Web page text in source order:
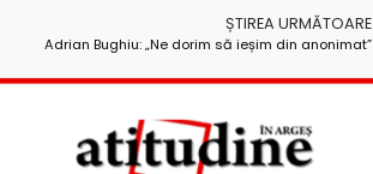
ȘTIREA URMĂTOARE
Adrian Bughiu: „Ne dorim să ieșim din anonimat”